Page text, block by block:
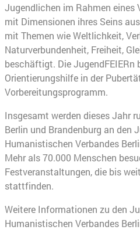
Jugendlichen im Rahmen eines
mit Dimensionen ihres Seins
mit Themen wie Weltlichkeit,
Naturverbundenheit, Freiheit,
beschäftigt. Die JugendFEIERn
Orientierungshilfe in der
Vorbereitungsprogramm.
Insgesamt werden dieses Jahr
Berlin und Brandenburg an den
Humanistischen Verbandes
Mehr als 70.000 Menschen
Festveranstaltungen, die bis
stattfinden.
Weitere Informationen zu den
Humanistischen Verbandes